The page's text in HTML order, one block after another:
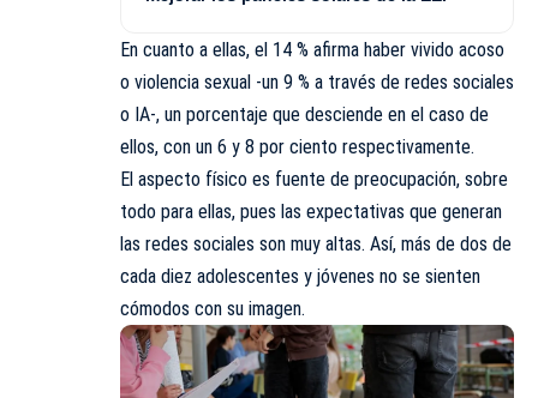
En cuanto a ellas, el 14 % afirma haber vivido acoso
o violencia sexual -un 9 % a través de redes sociales
o IA-, un porcentaje que desciende en el caso de
ellos, con un 6 y 8 por ciento respectivamente.
El aspecto físico es fuente de preocupación, sobre
todo para ellas, pues las expectativas que generan
las redes sociales son muy altas. Así, más de dos de
cada diez adolescentes y jóvenes no se sienten
cómodos con su imagen.